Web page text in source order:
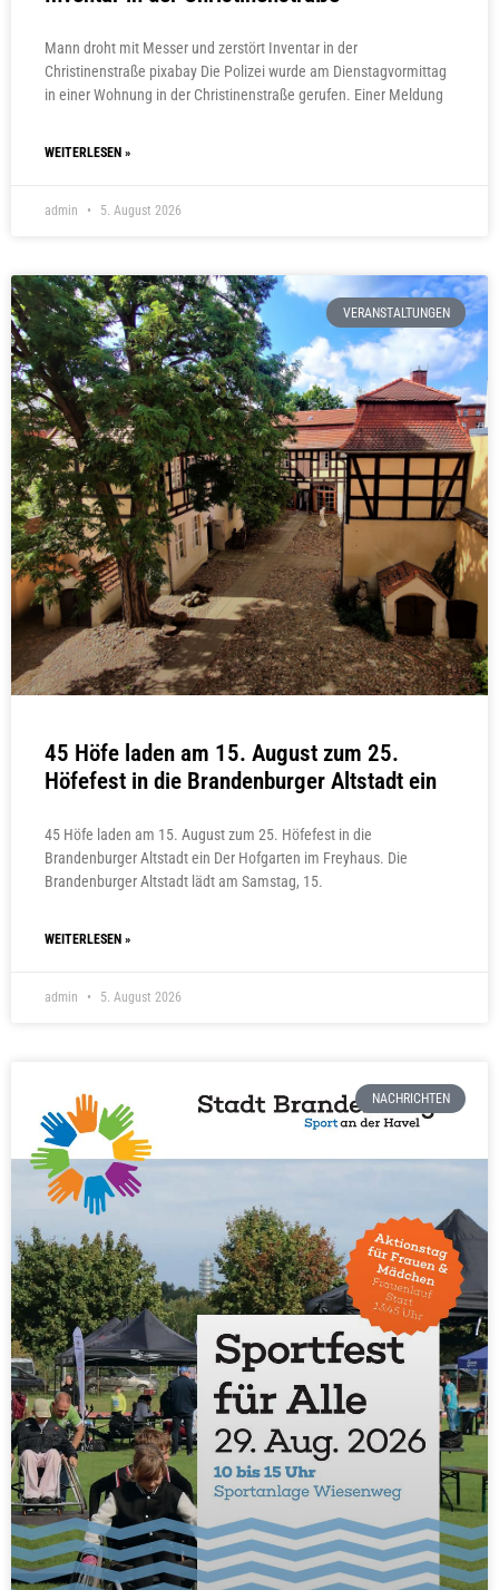
Mann droht mit Messer und zerstört Inventar in der
Christinenstraße pixabay Die Polizei wurde am Dienstagvormittag
in einer Wohnung in der Christinenstraße gerufen. Einer Meldung
WEITERLESEN »
admin 5. August 2026
VERANSTALTUNGEN
45 Höfe laden am 15. August zum 25.
Höfefest in die Brandenburger Altstadt ein
45 Höfe laden am 15. August zum 25. Höfefest in die
Brandenburger Altstadt ein Der Hofgarten im Freyhaus. Die
Brandenburger Altstadt lädt am Samstag, 15.
WEITERLESEN »
admin 5. August 2026
NACHRICHTEN